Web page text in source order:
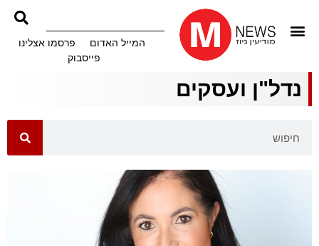
המייל האדום
פרסמו אצלינו
פייסבוק
נדל"ן ועסקים